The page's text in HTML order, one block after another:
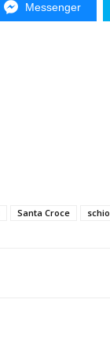
Messenger
Santa Croce schio